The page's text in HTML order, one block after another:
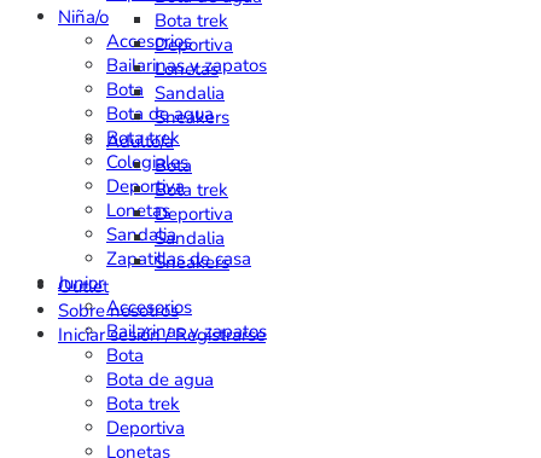
Niña/o
Accesorios
Bailarinas y zapatos
Bota
Bota de agua
Bota trek
Colegiales
Deportiva
Lonetas
Sandalia
Zapatillas de casa
Junior
Accesorios
Bailarinas y zapatos
Bota
Bota de agua
Bota trek
Deportiva
Lonetas
Bota trek
Deportiva
Lonetas
Sandalia
Sneakers
Adulto/a
Bota
Bota trek
Deportiva
Sandalia
Sneakers
Outlet
Sobre nosotros
Iniciar sesión / Registrarse